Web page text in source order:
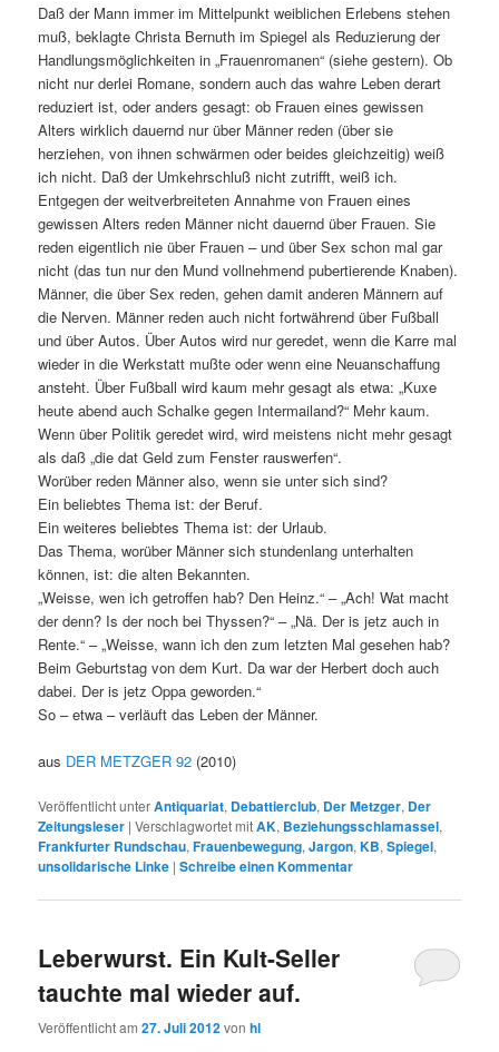
Daß der Mann immer im Mittelpunkt weiblichen Erlebens stehen
muß, beklagte Christa Bernuth im Spiegel als Reduzierung der
Handlungsmöglichkeiten in „Frauenromanen“ (siehe gestern). Ob
nicht nur derlei Romane, sondern auch das wahre Leben derart
reduziert ist, oder anders gesagt: ob Frauen eines gewissen
Alters wirklich dauernd nur über Männer reden (über sie
herziehen, von ihnen schwärmen oder beides gleichzeitig) weiß
ich nicht. Daß der Umkehrschluß nicht zutrifft, weiß ich.
Entgegen der weitverbreiteten Annahme von Frauen eines
gewissen Alters reden Männer nicht dauernd über Frauen. Sie
reden eigentlich nie über Frauen – und über Sex schon mal gar
nicht (das tun nur den Mund vollnehmend pubertierende Knaben).
Männer, die über Sex reden, gehen damit anderen Männern auf
die Nerven. Männer reden auch nicht fortwährend über Fußball
und über Autos. Über Autos wird nur geredet, wenn die Karre mal
wieder in die Werkstatt mußte oder wenn eine Neuanschaffung
ansteht. Über Fußball wird kaum mehr gesagt als etwa: „Kuxe
heute abend auch Schalke gegen Intermailand?“ Mehr kaum.
Wenn über Politik geredet wird, wird meistens nicht mehr gesagt
als daß „die dat Geld zum Fenster rauswerfen“.
Worüber reden Männer also, wenn sie unter sich sind?
Ein beliebtes Thema ist: der Beruf.
Ein weiteres beliebtes Thema ist: der Urlaub.
Das Thema, worüber Männer sich stundenlang unterhalten
können, ist: die alten Bekannten.
„Weisse, wen ich getroffen hab? Den Heinz.“ – „Ach! Wat macht
der denn? Is der noch bei Thyssen?“ – „Nä. Der is jetz auch in
Rente.“ – „Weisse, wann ich den zum letzten Mal gesehen hab?
Beim Geburtstag von dem Kurt. Da war der Herbert doch auch
dabei. Der is jetz Oppa geworden.“
So – etwa – verläuft das Leben der Männer.
aus DER METZGER 92 (2010)
Veröffentlicht unterAntiquariat, Debattierclub, Der Metzger, Der
Zeitungsleser |Verschlagwortet mitAK, Beziehungsschlamassel,
Frankfurter Rundschau,Frauenbewegung,Jargon,KB,Spiegel,
unsolidarische Linke |Schreibe einen Kommentar
Leberwurst. Ein Kult-Seller
tauchte mal wieder auf.
Veröffentlicht am27. Juli 2012vonhl